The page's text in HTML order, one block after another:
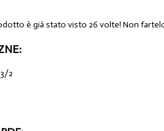
è già stato visto 26 volte! Non
2